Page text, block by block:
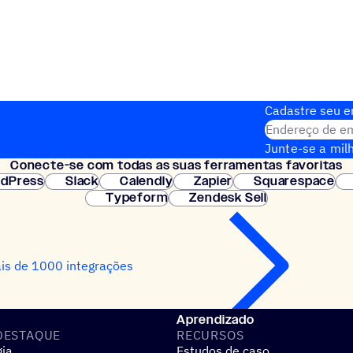
Cadastre seu
Endereço de
Junte-se a
Configuração
Conecte-se com todas as suas ferramentas favoritas
Slack Calendly Zapier
Squarespace
Typeform
Zendesk Sell
de 1000 integrações
Aprendizado
RECURSOS